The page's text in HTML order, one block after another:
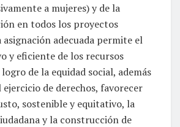
a mujeres) y de la
en todos los proyectos
asignación adecuada permite el
y eficiente de los recursos
de la equidad social, además
de derechos, favorecer
sostenible y equitativo, la
y la construcción de